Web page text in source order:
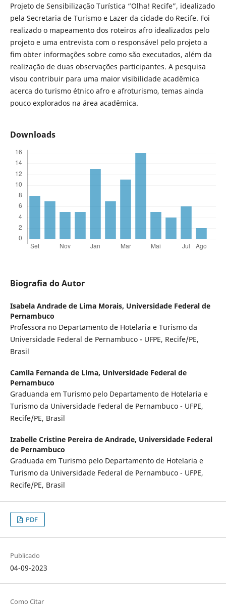
Projeto de Sensibilização Turística “Olha! Recife”, idealizado
pela Secretaria de Turismo e Lazer da cidade do Recife. Foi
realizado o mapeamento dos roteiros afro idealizados pelo
projeto e uma entrevista com o responsável pelo projeto a
fim obter informações sobre como são executados, além da
realização de duas observações participantes. A pesquisa
visou contribuir para uma maior visibilidade acadêmica
acerca do turismo étnico afro e afroturismo, temas ainda
pouco explorados na área acadêmica.
Downloads
Biografia do Autor
Isabela Andrade de Lima Morais, Universidade Federal de
Pernambuco
Professora no Departamento de Hotelaria e Turismo da
Universidade Federal de Pernambuco - UFPE, Recife/PE,
Brasil
Camila Fernanda de Lima, Universidade Federal de
Pernambuco
Graduanda em Turismo pelo Departamento de Hotelaria e
Turismo da Universidade Federal de Pernambuco - UFPE,
Recife/PE, Brasil
Izabelle Cristine Pereira de Andrade, Universidade Federal
de Pernambuco
Graduada em Turismo pelo Departamento de Hotelaria e
Turismo da Universidade Federal de Pernambuco - UFPE,
Recife/PE, Brasil
PDF
Publicado
04-09-2023
Como Citar